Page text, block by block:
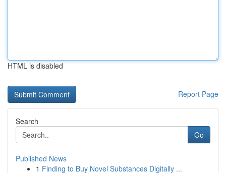
HTML is disabled
Report Page
Search
Go
Published News
1 Finding to Buy Novel Substances Digitally ...